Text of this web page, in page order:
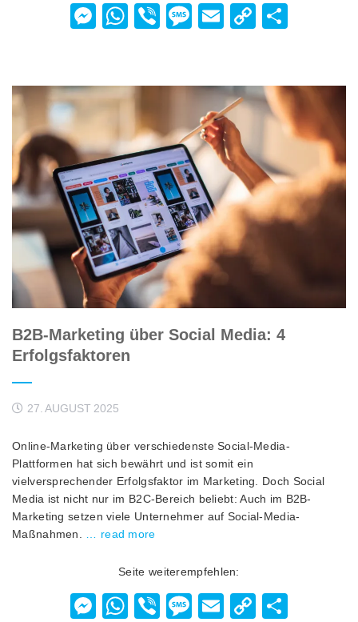
Messenger
WhatsApp
ViberMessage
Email
Copy
B2B-Marketing über Social Media: 4
Erfolgsfaktoren
27. AUGUST 2025
Online-Marketing über verschiedenste Social-Media-
Plattformen hat sich bewährt und ist somit ein
vielversprechender Erfolgsfaktor im Marketing. Doch Social
Media ist nicht nur im B2C-Bereich beliebt: Auch im B2B-
Marketing setzen viele Unternehmer auf Social-Media-
Maßnahmen. … read more
Seite weiterempfehlen:
Messenger
WhatsApp
ViberMessage
EmailCopy